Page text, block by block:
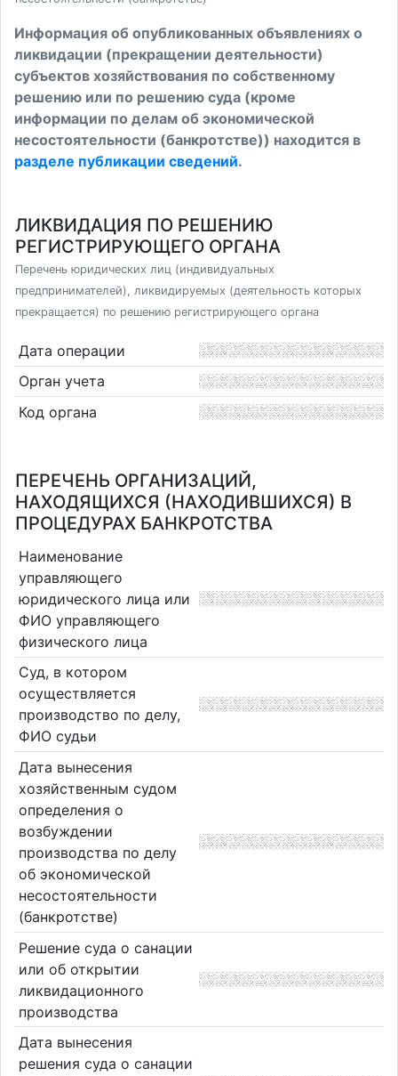
Информация об опубликованных объявлениях о
ликвидации (прекращении деятельности)
субъектов хозяйствования по собственному
решению или по решению суда (кроме
информации по делам об экономической
несостоятельности (банкротстве)) находится в
разделе публикации сведений.
ЛИКВИДАЦИЯ ПО РЕШЕНИЮ
РЕГИСТРИРУЮЩЕГО ОРГАНА
Перечень юридических лиц (индивидуальных
предпринимателей), ликвидируемых (деятельность которых
прекращается) по решению регистрирующего органа
Дата операции
Орган учета
Код органа
ПЕРЕЧЕНЬ ОРГАНИЗАЦИЙ,
НАХОДЯЩИХСЯ (НАХОДИВШИХСЯ) В
ПРОЦЕДУРАХ БАНКРОТСТВА
Наименование
управляющего
юридического лица или
ФИО управляющего
физического лица
Суд, в котором
осуществляется
производство по делу,
ФИО судьи
Дата вынесения
хозяйственным судом
определения о
возбуждении
производства по делу
об экономической
несостоятельности
(банкротстве)
Решение суда о санации
или об открытии
ликвидационного
производства
Дата вынесения
решения суда о санации